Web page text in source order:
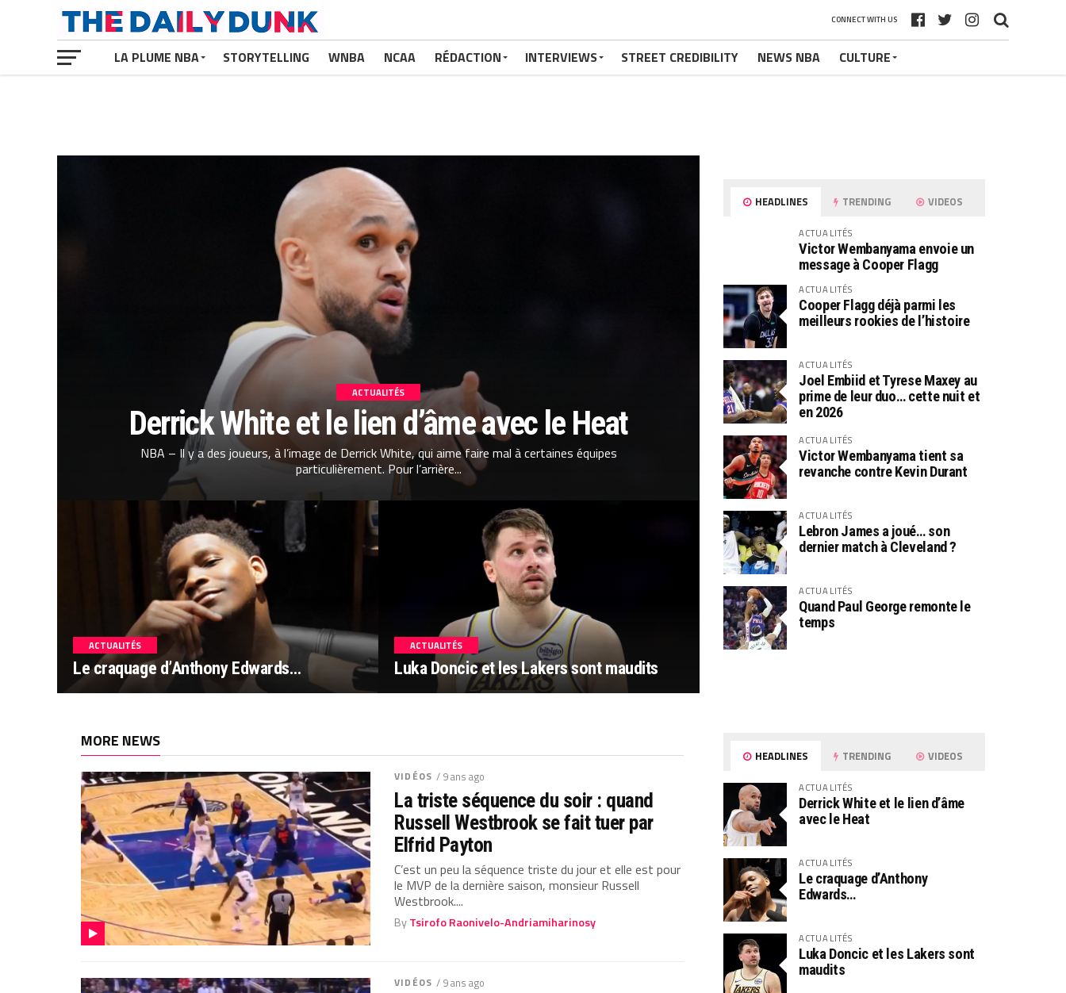
CONNECT WITH US
LA PLUME NBA STORYTELLING WNBA NCAA RÉDACTION INTERVIEWS STREET CREDIBILITY NEWS NBA CULTURE
ACTUALITÉS
Derrick White et le lien d’âme avec le Heat
NBA – Il y a des joueurs, à l’image de Derrick White, qui aime faire mal à certaines équipes
particulièrement. Pour l’arrière...
ACTUALITÉS
Le craquage d’Anthony Edwards…
ACTUALITÉS
Luka Doncic et les Lakers sont maudits
HEADLINES TRENDING VIDEOS
ACTUALITÉS
Victor Wembanyama envoie un
message à Cooper Flagg
ACTUALITÉS
Cooper Flagg déjà parmi les
meilleurs rookies de l’histoire
ACTUALITÉS
Joel Embiid et Tyrese Maxey au
prime de leur duo… cette nuit et
en 2026
ACTUALITÉS
Victor Wembanyama tient sa
revanche contre Kevin Durant
ACTUALITÉS
Lebron James a joué… son
dernier match à Cleveland ?
ACTUALITÉS
Quand Paul George remonte le
temps
MORE NEWS
VIDÉOS / 9 ans ago
La triste séquence du soir : quand
Russell Westbrook se fait tuer par
Elfrid Payton
C’est un peu la séquence triste du jour et elle est pour
le MVP de la dernière saison, monsieur Russell
Westbrook....
ByTsirofo Raonivelo-Andriamiharinosy
VIDÉOS / 9 ans ago
HEADLINES TRENDING VIDEOS
ACTUALITÉS
Derrick White et le lien d’âme
avec le Heat
ACTUALITÉS
Le craquage d’Anthony
Edwards…
ACTUALITÉS
Luka Doncic et les Lakers sont
maudits